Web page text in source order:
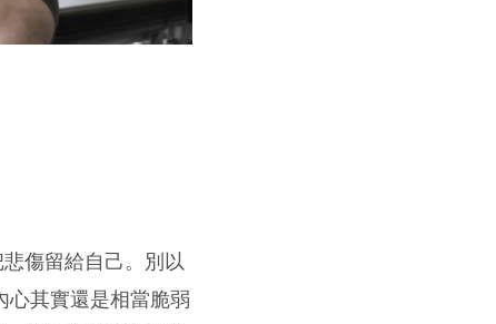
傷留給自己。別以
心其實還是相當脆弱